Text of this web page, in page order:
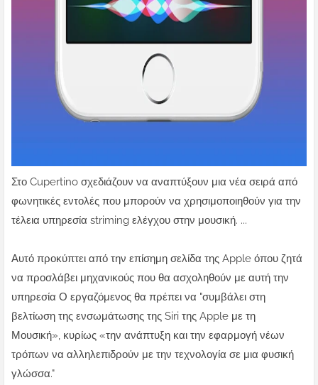
Στο Cupertino σχεδιάζουν να αναπτύξουν μια νέα σειρά από
φωνητικές εντολές που μπορούν να χρησιμοποιηθούν για την
τέλεια υπηρεσία striming ελέγχου στην μουσική. ...
Αυτό προκύπτει από την επίσημη σελίδα της Apple όπου ζητά
να προσλάβει μηχανικούς που θα ασχοληθούν με αυτή την
υπηρεσία Ο εργαζόμενος θα πρέπει να "συμβάλει στη
βελτίωση της ενσωμάτωσης της Siri της Apple με τη
Μουσική», κυρίως «την ανάπτυξη και την εφαρμογή νέων
τρόπων να αλληλεπιδρούν με την τεχνολογία σε μια φυσική
γλώσσα."